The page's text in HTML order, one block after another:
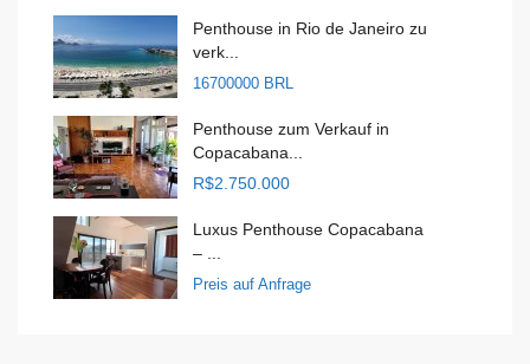
Penthouse in Rio de Janeiro zu
verk...
16700000 BRL
Penthouse zum Verkauf in
Copacabana...
R$2.750.000
Luxus Penthouse Copacabana
– ...
Preis auf Anfrage